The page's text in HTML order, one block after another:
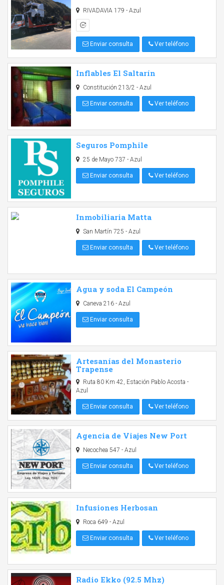
RIVADAVIA 179 - Azul
Enviar consulta Ver teléfono
Inflables El Saltarín
Constitución 213/2 - Azul
Enviar consulta Ver teléfono
Seguros Pomphile
25 de Mayo 737 - Azul
Enviar consulta Ver teléfono
Inmobiliaria Matta
San Martín 725 - Azul
Enviar consulta Ver teléfono
Agua y soda El Campeón
Caneva 216 - Azul
Enviar consulta
Artesanías del Monasterio
Trapense
Ruta 80 Km 42, Estación Pablo Acosta -
Azul
Enviar consulta Ver teléfono
Agencia de Viajes New Port
Necochea 547 - Azul
Enviar consulta Ver teléfono
Infusiones Herbosan
Roca 649 - Azul
Enviar consulta Ver teléfono
Radio Ekko (92.5 Mhz)